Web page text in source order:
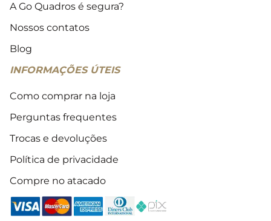
A Go Quadros é segura?
Nossos contatos
Blog
INFORMAÇÕES ÚTEIS
Como comprar na loja
Perguntas frequentes
Trocas e devoluções
Política de privacidade
Compre no atacado